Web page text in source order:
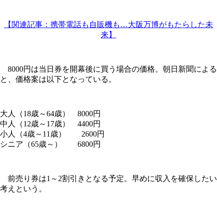
【関連記事：携帯電話も自販機も…大阪万博がもたらした未
来】
8000円は当日券を開幕後に買う場合の価格。朝日新聞による
と、価格案は以下となっている。
大人（18歳～64歳） 8000円
中人（12歳～17歳） 4400円
小人（4歳～11歳） 2600円
シニア（65歳～） 6800円
前売り券は1～2割引きとなる予定。早めに収入を確保したい
考えという。